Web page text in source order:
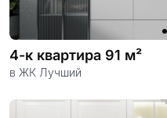
4-к квартира 91 м²
в ЖК Лучший